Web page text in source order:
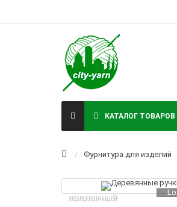
КАТАЛОГ ТОВАРОВ
Фурнитура для изделий
ПОПУЛЯРНЫЙ